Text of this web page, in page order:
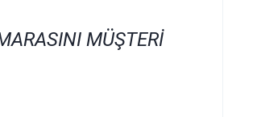
MÜŞTERİ